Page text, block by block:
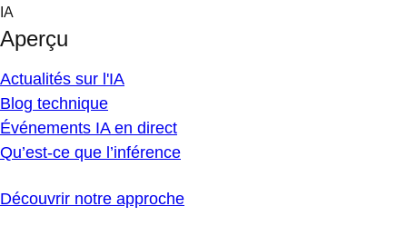
Skip
content
IA
Aperçu
Actualités sur l'IA
Blog technique
Événements IA en direct
Qu’est-ce que l’inférence
Découvrir notre approche